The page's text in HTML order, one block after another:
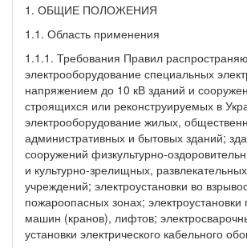
1. ОБЩИЕ ПОЛОЖЕНИЯ
1.1. Область применения
1.1.1. Требования Правил
электрооборудование специальных
напряжением до 10 кВ зданий и
строящихся или реконструируемых в
электрооборудование жилых,
административных и бытовых зданий;
сооружений физкультурно-
и культурно-зрелищных,
учреждений; электроустановки во
пожароопасных зонах;
машин (кранов), лифтов;
установки электрического кабельного